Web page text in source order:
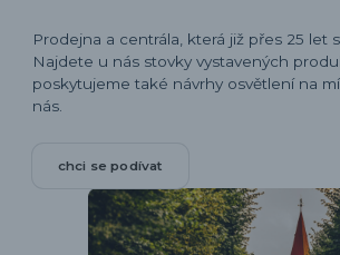
Prodejna a centrála, která již přes 25 let
Najdete u nás stovky vystavených
poskytujeme také návrhy osvětlení na
nás.
chci se podívat